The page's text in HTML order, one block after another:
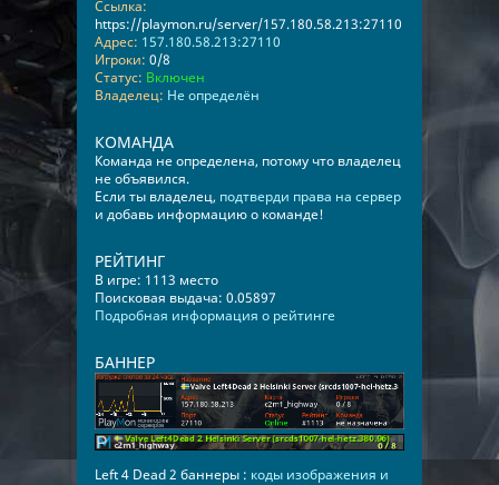
Ссылка:
https://playmon.ru/server/157.180.58.213:27110
Адрес: 157.180.58.213:27110
Игроки: 0/8
Статус: Включен
Владелец: Не определён
КОМАНДА
Команда не определена, потому что владелец
не объявился.
Если ты владелец, подтверди права на сервер
и добавь информацию о команде!
РЕЙТИНГ
В игре: 1113 место
Поисковая выдача: 0.05897
Подробная информация о рейтинге
БАННЕР
Left 4 Dead 2 баннеры : коды изображения и